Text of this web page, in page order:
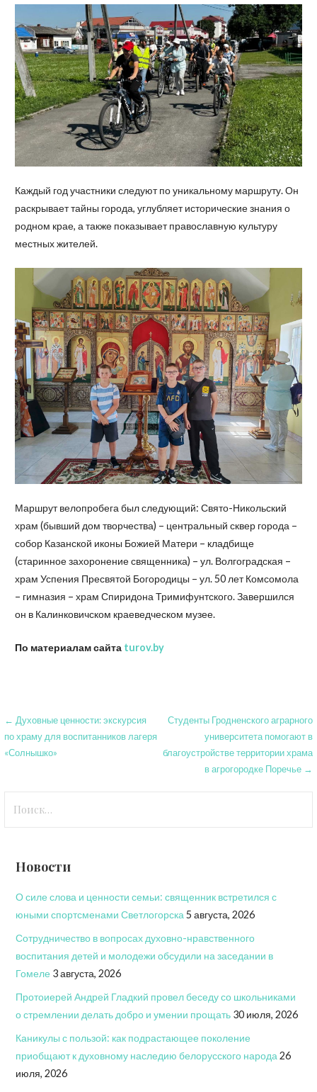
Каждый год участники следуют по уникальному маршруту. Он
раскрывает тайны города, углубляет исторические знания о
родном крае, а также показывает православную культуру
местных жителей.
Маршрут велопробега был следующий: Свято-Никольский
храм (бывший дом творчества) – центральный сквер города –
собор Казанской иконы Божией Матери – кладбище
(старинное захоронение священника) – ул. Волгоградская –
храм Успения Пресвятой Богородицы – ул. 50 лет Комсомола
– гимназия – храм Спиридона Тримифунтского. Завершился
он в Калинковичском краеведческом музее.
По материалам сайта turov.by
Навигация
по
← Духовные ценности: экскурсия
по храму для воспитанников лагеря
«Солнышко»
Студенты Гродненского аграрного
университета помогают в
благоустройстве территории храма
в агрогородке Поречье →
Новости
О силе слова и ценности семьи: священник встретился с
юными спортсменами Светлогорска 5 августа, 2026
Сотрудничество в вопросах духовно-нравственного
воспитания детей и молодежи обсудили на заседании в
Гомеле 3 августа, 2026
Протоиерей Андрей Гладкий провел беседу со школьниками
о стремлении делать добро и умении прощать 30 июля, 2026
Каникулы с пользой: как подрастающее поколение
приобщают к духовному наследию белорусского народа 26
июля, 2026